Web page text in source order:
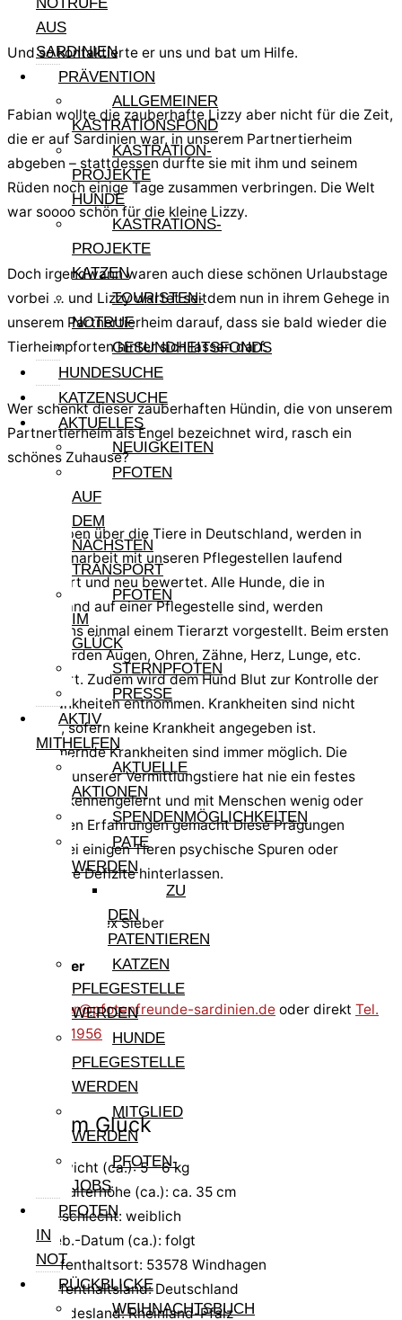
NOTRUFE
AUS
SARDINIEN
PRÄVENTION
ALLGEMEINER
KASTRATIONSFOND
KASTRATION-
PROJEKTE
HUNDE
KASTRATIONS-
PROJEKTE
KATZEN
TOURISTEN-
NOTRUF
GESUNDHEITSFONDS
HUNDESUCHE
KATZENSUCHE
AKTUELLES
NEUIGKEITEN
PFOTEN
AUF
DEM
NÄCHSTEN
TRANSPORT
PFOTEN
IM
GLÜCK
STERNPFOTEN
PRESSE
AKTIV
MITHELFEN
AKTUELLE
AKTIONEN
SPENDENMÖGLICHKEITEN
PATE
WERDEN
ZU
DEN
PATENTIEREN
KATZEN
PFLEGESTELLE
WERDEN
HUNDE
PFLEGESTELLE
WERDEN
MITGLIED
WERDEN
PFOTEN-
JOBS
PFOTEN
IN
NOT
RÜCKBLICKE
WEIHNACHTSBUCH
Und so kontaktierte er uns und bat um Hilfe.
Fabian wollte die zauberhafte Lizzy aber nicht für die Zeit,
die er auf Sardinien war, in unserem Partnertierheim
abgeben – stattdessen durfte sie mit ihm und seinem
Rüden noch einige Tage zusammen verbringen. Die Welt
war soooo schön für die kleine Lizzy.
Doch irgendwann waren auch diese schönen Urlaubstage
vorbei … und Lizzy wartet seitdem nun in ihrem Gehege in
unserem Partnertierheim darauf, dass sie bald wieder die
Tierheimpforten hinter sich lassen darf.
Wer schenkt dieser zauberhaften Hündin, die von unserem
Partnertierheim als Engel bezeichnet wird, rasch ein
schönes Zuhause?
Die Angaben über die Tiere in Deutschland, werden in
Zusammenarbeit mit unseren Pflegestellen laufend
aktualisiert und neu bewertet. Alle Hunde, die in
Deutschland auf einer Pflegestelle sind, werden
mindestens einmal einem Tierarzt vorgestellt. Beim ersten
Check werden Augen, Ohren, Zähne, Herz, Lunge, etc.
kontrolliert. Zudem wird dem Hund Blut zur Kontrolle der
Reisekrankheiten entnommen. Krankheiten sind nicht
bekannt, sofern keine Krankheit angegeben ist.
Schlummernde Krankheiten sind immer möglich. Die
Mehrzahl unserer Vermittlungstiere hat nie ein festes
Zuhause kennengelernt und mit Menschen wenig oder
keine guten Erfahrungen gemacht Diese Prägungen
können bei einigen Tieren psychische Spuren oder
körperliche Defizite hinterlassen.
Alex Sieber
alex.sieber@pfotenfreunde-sardinien.de oder direkt Tel.
0170 9941956
Pfote im Glück
Gewicht (ca.): 5 - 6 kg
Schulterhöhe (ca.): ca. 35 cm
Geschlecht: weiblich
Geb.-Datum (ca.): folgt
Aufenthaltsort: 53578 Windhagen
Aufenthaltsland: Deutschland
Bundesland: Rheinland-Pfalz